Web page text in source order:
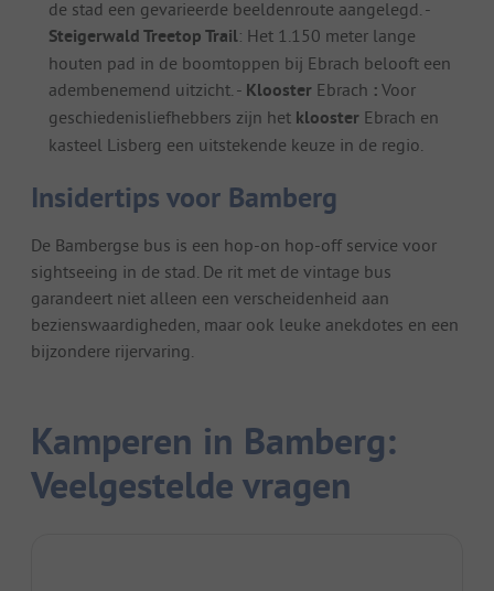
de stad een gevarieerde beeldenroute aangelegd. -
Steigerwald Treetop Trail: Het 1.150 meter lange
houten pad in de boomtoppen bij Ebrach belooft een
adembenemend uitzicht. - Klooster Ebrach : Voor
geschiedenisliefhebbers zijn het klooster Ebrach en
kasteel Lisberg een uitstekende keuze in de regio.
Insidertips voor Bamberg
De Bambergse bus is een hop-on hop-off service voor
sightseeing in de stad. De rit met de vintage bus
garandeert niet alleen een verscheidenheid aan
bezienswaardigheden, maar ook leuke anekdotes en een
bijzondere rijervaring.
Kamperen in Bamberg:
Veelgestelde vragen